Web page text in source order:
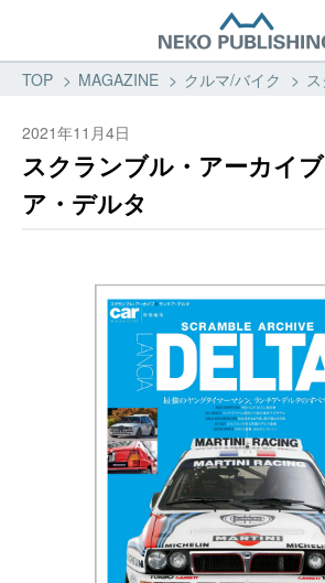
TOP MAGAZINE クルマ/バイク
2021年11月4日
スクランブル・アーカイ
ア・デルタ